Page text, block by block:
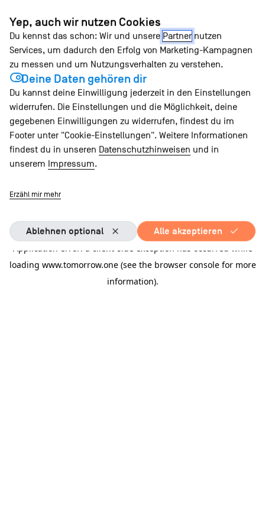
Zum
Inhalt
springen
Application error: a client-side exception has occurred while
loading www.tomorrow.one (see the browser console for more
information).
Yep, auch wir nutzen Cookies
Du kennst das schon: Wir und unsere Partner nutzen
Services, um dadurch den Erfolg von Marketing-Kampagnen
zu messen und um Nutzungsverhalten zu verstehen.
Deine Daten gehören dir
Du kannst deine Einwilligung jederzeit in den Einstellungen
widerrufen. Die Einstellungen und die Möglichkeit, deine
gegebenen Einwilligungen zu widerrufen, findest du im
Footer unter "Cookie-Einstellungen". Weitere Informationen
findest du in unseren Datenschutzhinweisen und in
unserem Impressum.
Erzähl mir mehr
Ablehnen optional Alle akzeptieren